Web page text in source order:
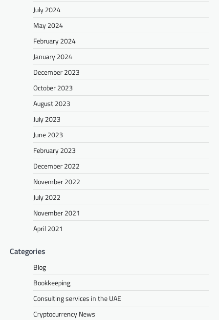
July 2024
May 2024
February 2024
January 2024
December 2023
October 2023
August 2023
July 2023
June 2023
February 2023
December 2022
November 2022
July 2022
November 2021
April 2021
Categories
Blog
Bookkeeping
Consulting services in the UAE
Cryptocurrency News